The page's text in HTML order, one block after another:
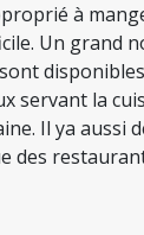
à
Un grand
servant la
Il ya aussi
des